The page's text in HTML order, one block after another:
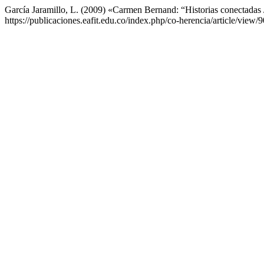
García Jaramillo, L. (2009) «Carmen Bernand: “Historias
https://publicaciones.eafit.edu.co/index.php/co-herencia/article/view/